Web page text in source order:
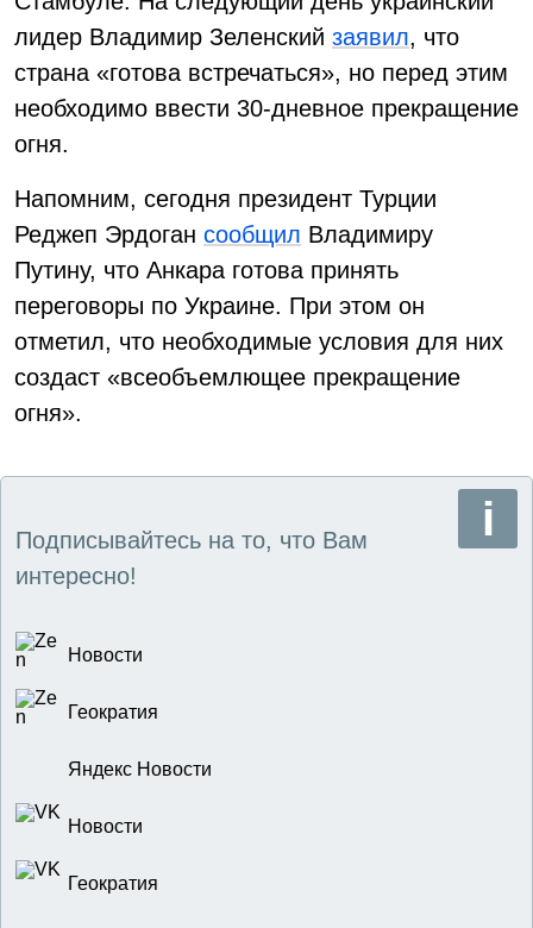
лидер Владимир Зеленский заявил, что
страна «готова встречаться», но перед этим
необходимо ввести 30-дневное прекращение
огня.
Напомним, сегодня президент Турции
Реджеп Эрдоган сообщил Владимиру
Путину, что Анкара готова принять
переговоры по Украине. При этом он
отметил, что необходимые условия для них
создаст «всеобъемлющее прекращение
огня».
Подписывайтесь на то, что Вам
интересно!
Новости
Геократия
Яндекс Новости
Новости
Геократия